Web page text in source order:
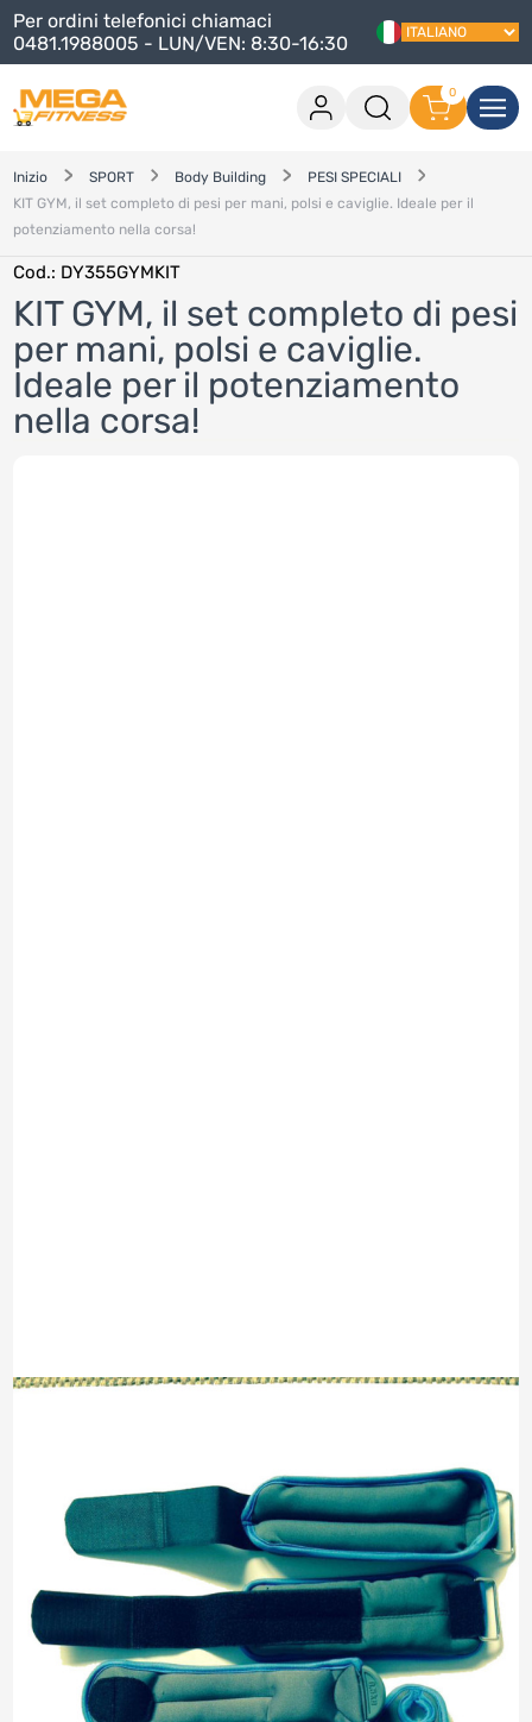
Per ordini telefonici chiamaci
0481.1988005 - LUN/VEN: 8:30-16:30
0
Procedi con l'acquisito
Accesso
Accedi
Hai dimenticato la password ?
Hai dimenticato il nome utente ?
Registrati
Inizio SPORT Body Building
PESI SPECIALI
KIT GYM, il set completo di pesi per mani, polsi e caviglie. Ideale per il
potenziamento nella corsa!
Cod.: DY355GYMKIT
KIT GYM, il set completo di pesi
per mani, polsi e caviglie.
Ideale per il potenziamento
nella corsa!